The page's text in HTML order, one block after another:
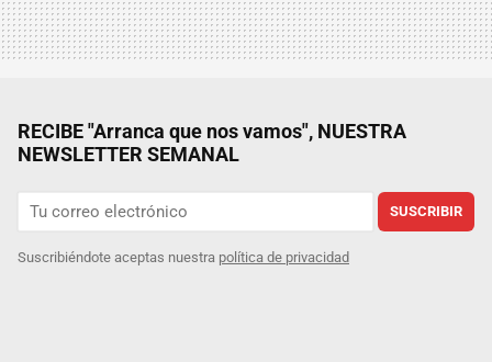
RECIBE "Arranca que nos vamos", NUESTRA
NEWSLETTER SEMANAL
SUSCRIBIR
Suscribiéndote aceptas nuestra política de privacidad